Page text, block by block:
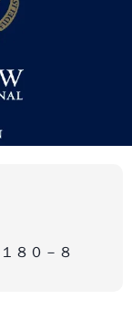
８０－８